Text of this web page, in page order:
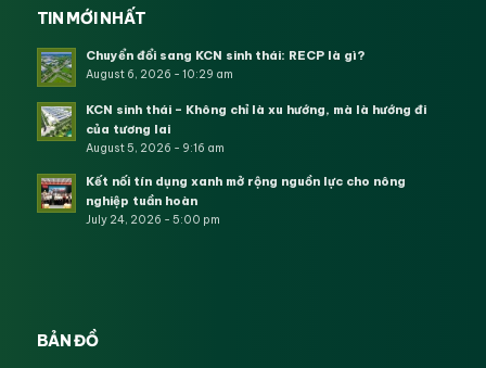
TIN MỚI NHẤT
Chuyển đổi sang KCN sinh thái: RECP là gì?
August 6, 2026 - 10:29 am
KCN sinh thái – Không chỉ là xu hướng, mà là hướng đi
của tương lai
August 5, 2026 - 9:16 am
Kết nối tín dụng xanh mở rộng nguồn lực cho nông
nghiệp tuần hoàn
July 24, 2026 - 5:00 pm
BẢN ĐỒ